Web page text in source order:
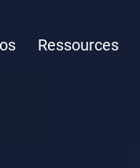
Ressources